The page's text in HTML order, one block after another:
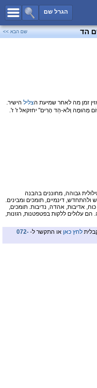
הגרל שם
כל השמות
שמות לבנים
שמות נדירים
הד שם הבא >>
זמן מה לאחר שמיעת הצליל הישיר.
מְהוּמָה וְלֹא-הֵד הָרִים" יחזקאל ז' ז'.
גבוהה, מחוננים בהבנה
ולהתחדש, דינמיים, תומכים ומבינים.
אדיבות, אהדה, נדיבות. תומכים,
הם עלולים ללקות בפטפטנות, רגזנות,
לחץ כאן או התקשר ל- 072-